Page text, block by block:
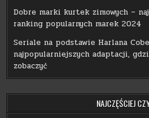
Dobre marki kurtek zimowych –
ranking popularnych marek 2024
Seriale na podstawie Harlana
najpopularniejszych adaptacji,
zobaczyć
NAJCZĘŚCIEJ